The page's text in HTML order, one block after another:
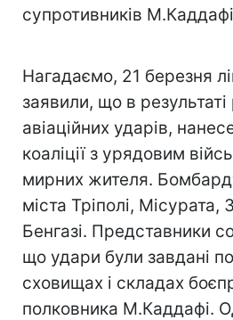
супротивників
Нагадаємо, 21 березня
заявили, що в результаті
авіаційних ударів,
коаліції з урядовим
мирних жителя.
міста Тріполі, Місурата,
Бенгазі. Представники
що удари були завдані
сховищах і складах
полковника М.Каддафі.